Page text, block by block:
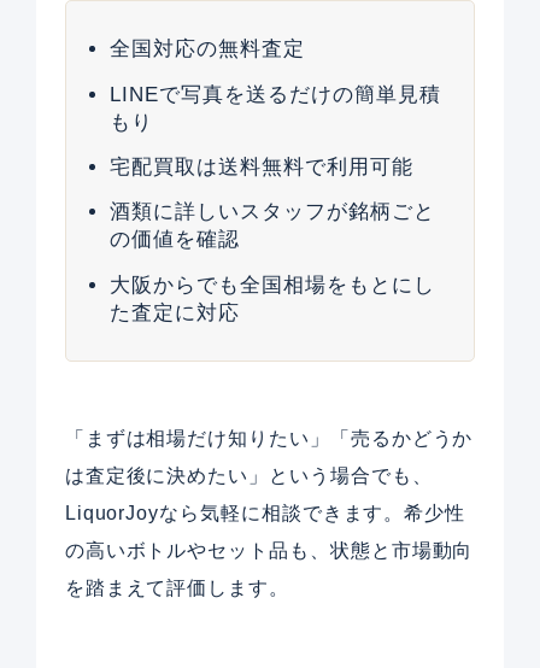
全国対応の無料査定
LINEで写真を送るだけの簡単見積
もり
宅配買取は送料無料で利用可能
酒類に詳しいスタッフが銘柄ごと
の価値を確認
大阪からでも全国相場をもとにし
た査定に対応
「まずは相場だけ知りたい」「売るかどうか
は査定後に決めたい」という場合でも、
LiquorJoyなら気軽に相談できます。希少性
の高いボトルやセット品も、状態と市場動向
を踏まえて評価します。